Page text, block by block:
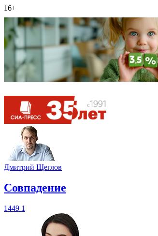
16+
Дмитрий Щеглов
​Совпадение
1449 1